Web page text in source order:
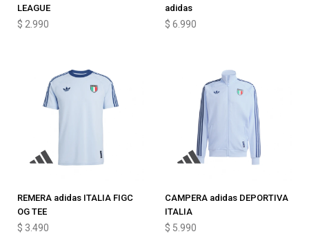
LEAGUE
$ 2.990
adidas
$ 6.990
REMERA adidas ITALIA FIGC
OG TEE
$ 3.490
CAMPERA adidas DEPORTIVA
ITALIA
$ 5.990